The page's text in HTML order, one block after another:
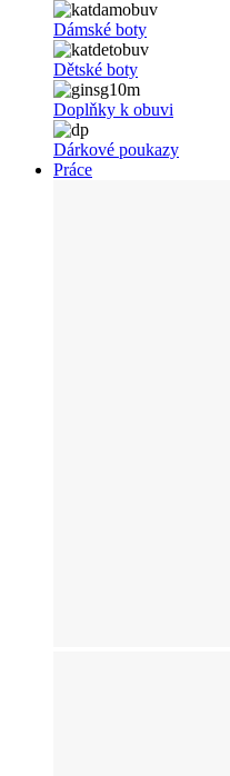
Dámské boty
Dětské boty
Doplňky k obuvi
Dárkové poukazy
Práce